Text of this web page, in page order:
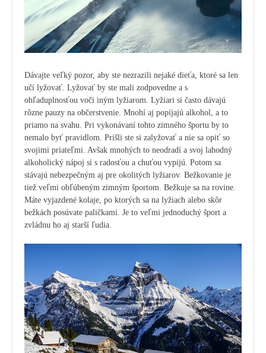
Dávajte veľký pozor, aby ste nezrazili nejaké dieťa, ktoré sa len
učí lyžovať. Lyžovať by ste mali zodpovedne a s
ohľaduplnosťou voči iným lyžiarom. Lyžiari si často dávajú
rôzne pauzy na občerstvenie. Mnohí aj popíjajú alkohol, a to
priamo na svahu. Pri vykonávaní tohto zimného športu by to
nemalo byť pravidlom. Prišli ste si zalyžovať a nie sa opiť so
svojimi priateľmi. Avšak mnohých to neodradí a svoj lahodný
alkoholický nápoj si s radosťou a chuťou vypijú. Potom sa
stávajú nebezpečným aj pre okolitých lyžiarov. Bežkovanie je
tiež veľmi obľúbeným zimným športom. Bežkuje sa na rovine.
Máte vyjazdené kolaje, po ktorých sa na lyžiach alebo skôr
bežkách posúvate paličkami. Je to veľmi jednoduchý šport a
zvládnu ho aj starší ľudia.